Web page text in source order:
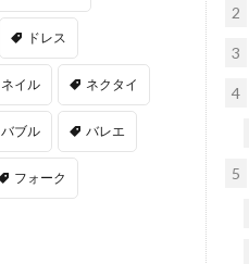
2
3
4
5
ドレス
ネイル ネクタイ
バブル バレエ
フォーク